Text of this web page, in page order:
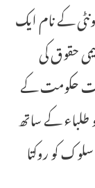
کے نام ایک
حقوق کی
اور “ٹائٹل 4 کے تحت حکومت کے
طلباء کے ساتھ
کو روکتا